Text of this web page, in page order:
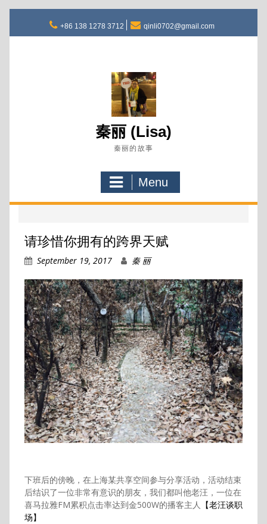
content
+86 138 1278 3712 qinli0702@gmail.com
秦丽 (Lisa)
秦丽的故事
Menu
请珍惜你拥有的跨界天赋
September 19, 2017 秦 丽
下班后的傍晚，在上海某共享空间参与分享活动，活动结束
后结识了一位非常有意识的朋友，我们都叫他老汪，一位在
喜马拉雅FM累积点击率达到金500W的播客主人 【老汪谈职
场】